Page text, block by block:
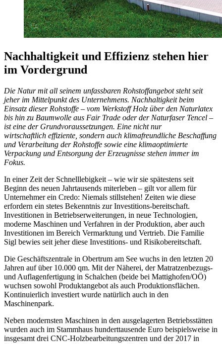
Nachhaltigkeit und Effizienz stehen hier
im Vordergrund
Die Natur mit all seinem unfassbaren Rohstoffangebot steht seit
jeher im Mittelpunkt des Unternehmens. Nachhaltigkeit beim
Einsatz dieser Rohstoffe – vom Werkstoff Holz über den Naturlatex
bis hin zu Baumwolle aus Fair Trade oder der Naturfaser Tencel –
ist eine der Grundvoraussetzungen. Eine nicht nur
wirtschaftlich effiziente, sondern auch klimafreundliche Beschaffung
und Verarbeitung der Rohstoffe sowie eine klimaoptimierte
Verpackung und Entsorgung der Erzeugnisse stehen immer im
Fokus.
In einer Zeit der Schnelllebigkeit – wie wir sie spätestens seit
Beginn des neuen Jahrtausends miterleben – gilt vor allem für
Unternehmer ein Credo: Niemals stillstehen! Zeiten wie diese
erfordern ein stetes Bekenntnis zur Investitions-bereitschaft.
Investitionen in Betriebserweiterungen, in neue Technologien,
moderne Maschinen und Verfahren in der Produktion, aber auch
Investitionen im Bereich Vermarktung und Vertrieb. Die Familie
Sigl bewies seit jeher diese Investitions- und Risikobereitschaft.
Die Geschäftszentrale in Obertrum am See wuchs in den letzten 20
Jahren auf über 10.000 qm. Mit der Näherei, der Matratzenbezugs-
und Auflagenfertigung in Schalchen (beide bei Mattighofen/OÖ)
wuchsen sowohl Produktangebot als auch Produktionsflächen.
Kontinuierlich investiert wurde natürlich auch in den
Maschinenpark.
Neben modernsten Maschinen in den ausgelagerten Betriebsstätten
wurden auch im Stammhaus hunderttausende Euro beispielsweise in
insgesamt drei CNC-Holzbearbeitungszentren und der 2017 in